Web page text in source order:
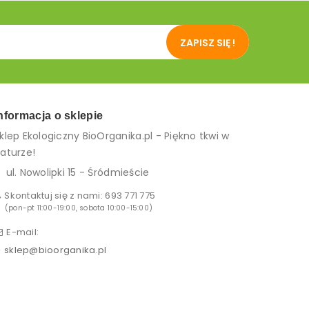
ZAPISZ SIĘ !
o sklepie
Ekologiczny BioOrganika.pl - Piękno tkwi w
ul. Nowolipki 15 - Śródmieście
Skontaktuj się z nami:693 771 775
(pon-pt 11:00-19:00, sobota 10:00-15:00)
E-mail:
sklep@bioorganika.pl